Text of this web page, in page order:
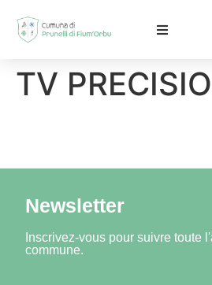
TV
Newsletter
Inscrivez-vous pour suivre toute
commune.